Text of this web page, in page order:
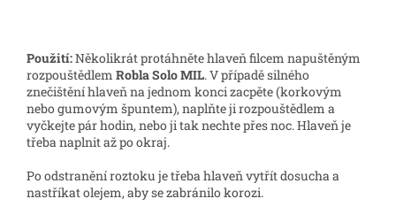
Použití:Několikrát protáhněte hlaveň filcem napuštěným
rozpouštědlem Robla Solo MIL. V případě silného
znečištění hlaveň na jednom konci zacpěte (korkovým
nebo gumovým špuntem), naplňte ji rozpouštědlem a
vyčkejte pár hodin, nebo ji tak nechte přes noc. Hlaveň je
třeba naplnit až po okraj.
Po odstranění roztoku je třeba hlaveň vytřít dosucha a
nastříkat olejem, aby se zabránilo korozi.